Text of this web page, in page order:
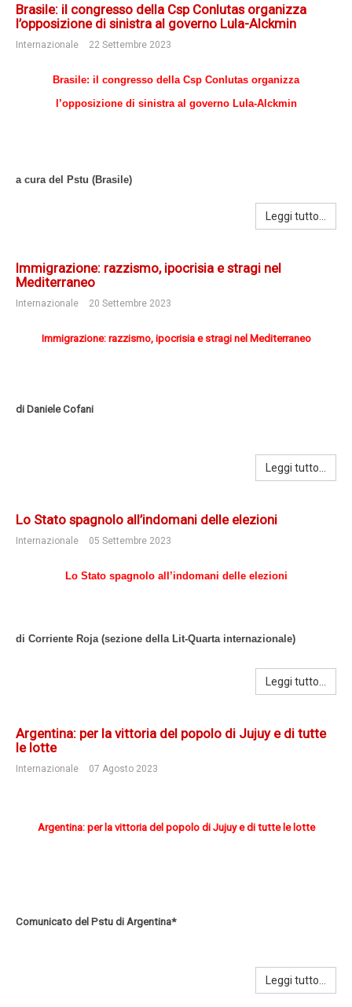
Brasile: il congresso della Csp Conlutas organizza
l’opposizione di sinistra al governo Lula-Alckmin
Internazionale 22 Settembre 2023
Brasile: il congresso della Csp Conlutas organizza
l’opposizione di sinistra al governo Lula-Alckmin
a cura del Pstu (Brasile)
Leggi tutto...
Immigrazione: razzismo, ipocrisia e stragi nel
Mediterraneo
Internazionale 20 Settembre 2023
Immigrazione: razzismo, ipocrisia e stragi nel Mediterraneo
di Daniele Cofani
Leggi tutto...
Lo Stato spagnolo all’indomani delle elezioni
Internazionale 05 Settembre 2023
Lo Stato spagnolo all’indomani delle elezioni
di Corriente Roja (sezione della Lit-Quarta internazionale)
Leggi tutto...
Argentina: per la vittoria del popolo di Jujuy e di tutte
le lotte
Internazionale 07 Agosto 2023
Argentina: per la vittoria del popolo di Jujuy e di tutte le lotte
Comunicato del Pstu di Argentina*
Leggi tutto...